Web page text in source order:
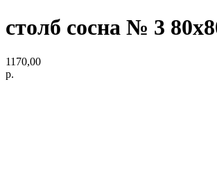
столб сосна № 3
1170,00
р.